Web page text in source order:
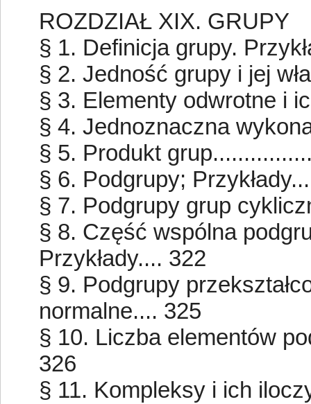
ROZDZIAŁ XIX. GRUPY
§ 1. Definicja grupy.
§ 2. Jedność grupy i jej
§ 3. Elementy odwrotne i
§ 4. Jednoznaczna
§ 5. Produkt
§ 6. Podgrupy;
§ 7. Podgrupy grup
§ 8. Część wspólna
Przykłady.... 322
§ 9. Podgrupy
normalne.... 325
§ 10. Liczba elementów
326
§ 11. Kompleksy i ich